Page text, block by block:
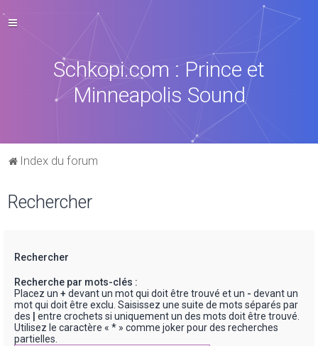
Schkopi.com : Prince et
Minneapolis Sound
Index du forum
Rechercher
Rechercher
Recherche par mots-clés :
Placez un + devant un mot qui doit être trouvé et un - devant un
mot qui doit être exclu. Saisissez une suite de mots séparés par
des
entre crochets si uniquement un des mots doit être trouvé.
Utilisez le caractère « * » comme joker pour des recherches
partielles.